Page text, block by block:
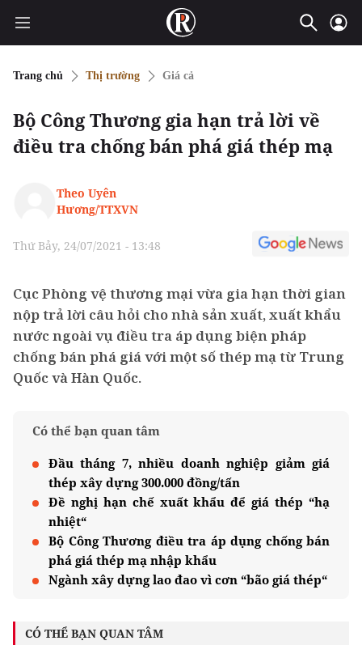
Trang chủ Thị trường Giá cả
Bộ Công Thương gia hạn trả lời về
điều tra chống bán phá giá thép mạ
Theo Uyên
Hương/TTXVN
Thứ Bảy, 24/07/2021 - 13:48
Cục Phòng vệ thương mại vừa gia hạn thời gian
nộp trả lời câu hỏi cho nhà sản xuất, xuất khẩu
nước ngoài vụ điều tra áp dụng biện pháp
chống bán phá giá với một số thép mạ từ Trung
Quốc và Hàn Quốc.
Có thể bạn quan tâm
Đầu tháng 7, nhiều doanh nghiệp giảm giá
thép xây dựng 300.000 đồng/tấn
Đề nghị hạn chế xuất khẩu để giá thép “hạ
nhiệt“
Bộ Công Thương điều tra áp dụng chống bán
phá giá thép mạ nhập khẩu
Ngành xây dựng lao đao vì cơn “bão giá thép“
CÓ THỂ BẠN QUAN TÂM